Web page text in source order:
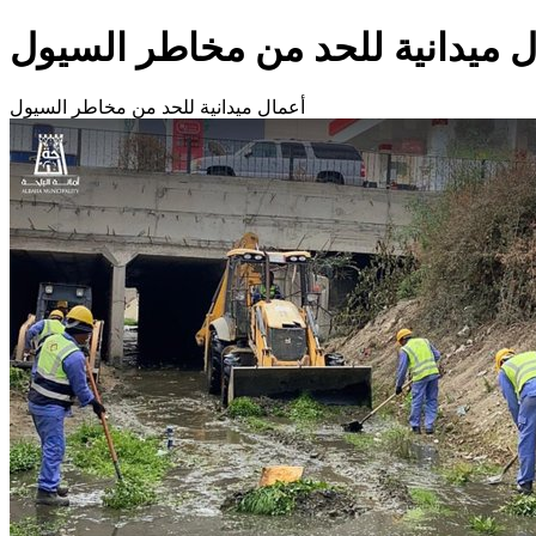
ميدانية للحد من مخاطر السيول
أعمال ميدانية للحد من مخاطر السيول